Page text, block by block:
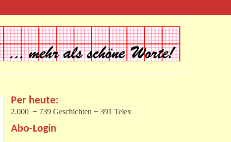
Per heute:
2.000 + 739 Geschichten + 391 Telex
Abo-Login